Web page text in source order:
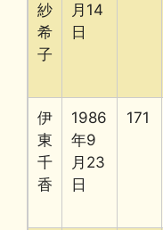
紗
希
子
月14
日
伊
東
千
香
1986
年9
月23
日
171